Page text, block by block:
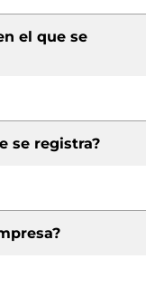
el que se
se registra?